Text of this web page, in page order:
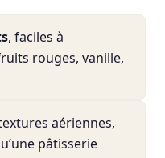
, faciles à
rouges, vanille,
aériennes,
pâtisserie